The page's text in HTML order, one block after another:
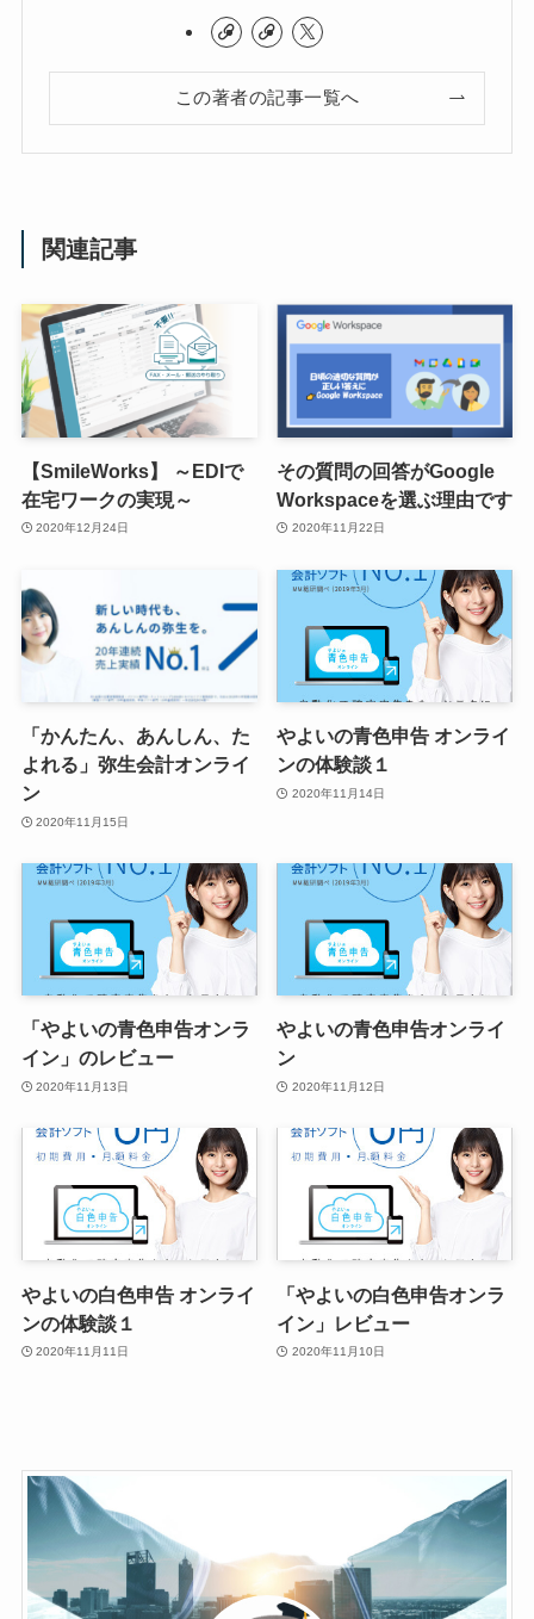
この著者の記事一覧へ
関連記事
【SmileWorks】 ～EDIで
在宅ワークの実現～
2020年12月24日
その質問の回答がGoogle
Workspaceを選ぶ理由です
2020年11月22日
「かんたん、あんしん、た
よれる」弥生会計オンライ
ン
2020年11月15日
やよいの青色申告 オンライ
ンの体験談１
2020年11月14日
「やよいの青色申告オンラ
イン」のレビュー
2020年11月13日
やよいの青色申告オンライ
ン
2020年11月12日
やよいの白色申告 オンライ
ンの体験談１
2020年11月11日
「やよいの白色申告オンラ
イン」レビュー
2020年11月10日